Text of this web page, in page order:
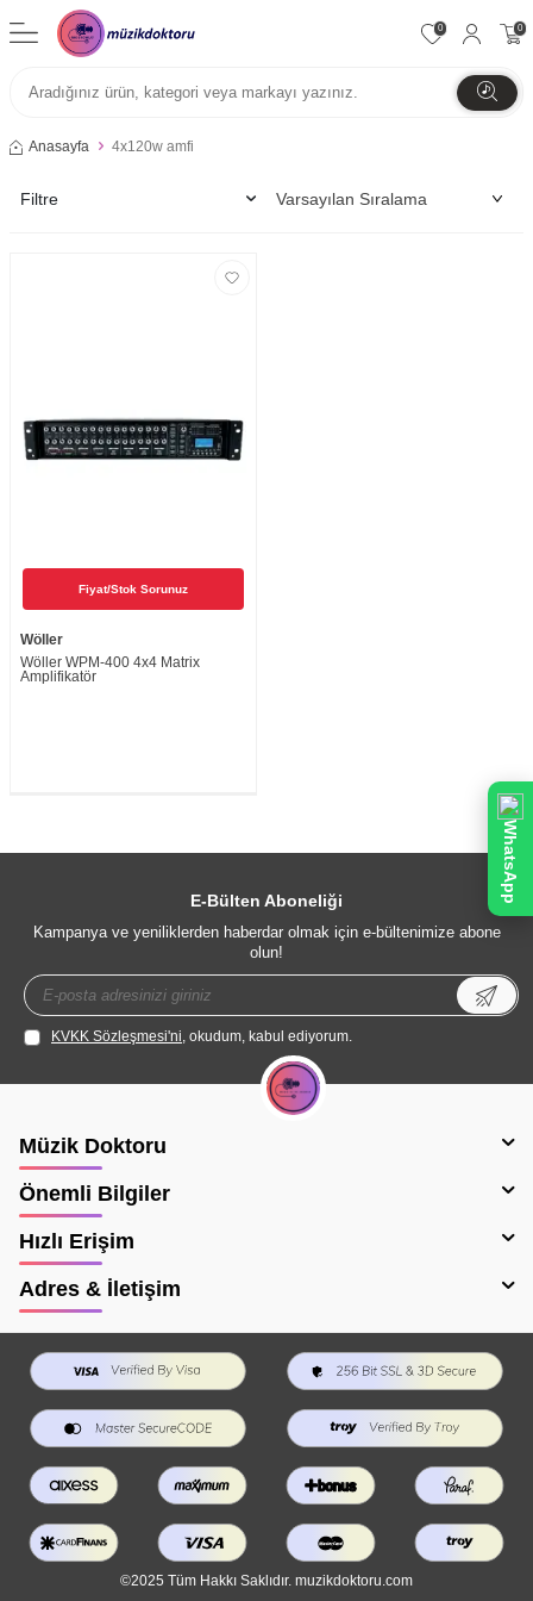
0 0
Anasayfa 4x120w amfi
Filtre
Fiyat/Stok Sorunuz
Wöller
Wöller WPM-400 4x4 Matrix
Amplifikatör
E-Bülten Aboneliği
Kampanya ve yeniliklerden haberdar olmak için e-bültenimize abone
olun!
KVKK Sözleşmesi'ni, okudum, kabul ediyorum.
Müzik Doktoru
Önemli Bilgiler
Hızlı Erişim
Adres & İletişim
©2025 Tüm Hakkı Saklıdır. muzikdoktoru.com
WhatsApp